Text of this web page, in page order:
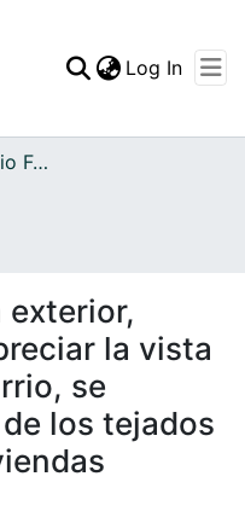
Log In
Archivo del Patrimonio Fotográfico y Fílmico del Valle del Cauca
exterior,
la vista
se
los tejados